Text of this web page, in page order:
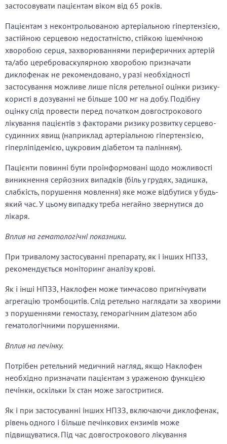
застосовувати пацієнтам віком від 65 років.
Пацієнтам з неконтрольованою артеріальною гіпертензією,
застійною серцевою недостатністю, стійкою ішемічною
хворобою серця, захворюваннями периферичних артерій
та/або цереброваскулярною хворобою призначати
диклофенак не рекомендовано, у разі необхідності
застосування можливе лише після ретельної оцінки ризику-
користі в дозуванні не більше 100 мг на добу. Подібну
оцінку слід провести перед початком довгострокового
лікування пацієнтів з факторами ризику розвитку серцево-
судинних явищ (наприклад артеріальною гіпертензією,
гіперліпідемією, цукровим діабетом та палінням).
Пацієнти повинні бути проінформовані щодо можливості
виникнення серйозних випадків (біль у грудях, задишка,
слабкість, порушення мовлення) яке може відбутися у будь-
який час. У цьому випадку треба негайно звернутися до
лікаря.
Вплив на гематологічні показники.
При тривалому застосуванні препарату, як і інших НПЗЗ,
рекомендується моніторинг аналізу крові.
Як і інші НПЗЗ, Наклофен може тимчасово пригнічувати
агрегацію тромбоцитів. Слід ретельно наглядати за хворими
з порушеннями гемостазу, геморагічним діатезом або
гематологічними порушеннями.
Вплив на печінку.
Потрібен ретельний медичний нагляд, якщо Наклофен
необхідно призначати пацієнтам з ураженою функцією
печінки, оскільки їх стан може загостритися.
Як і при застосуванні інших НПЗЗ, включаючи диклофенак,
рівень одного і більше печінкових ензимів може
підвищуватися. Під час довгострокового лікування